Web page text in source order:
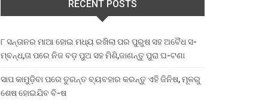
RECENT POSTS
୮ ସନ୍ତାନର ମାଆ ହୋଇ ମଧ୍ୟ ରଖିଲା ପର ପୁରୁଷ ସହ ଅବୈଧ ସ-
ମ୍ବନ୍ଧ,ତା ପରେ ନିଜ ବଡ଼ ପୁଅ ସହ ମିଶି,ଜାଣନ୍ତୁ ପୁରା ଘ-ଟଣା
ସାପ କାମୁଡ଼ିବା ପରେ ତୁରନ୍ତ ବ୍ୟବହାର କରନ୍ତୁ ଏହି ଜିନିଷ, ମୂଳରୁ
ଶେଷ ହୋଇଯିବ ବି-ଷ